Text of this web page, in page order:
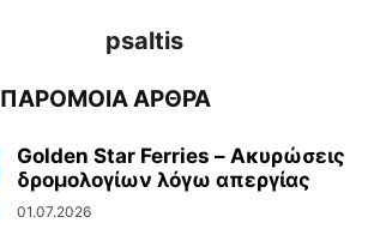
psaltis
ΠΑΡΟΜΟΙΑ ΑΡΘΡΑ
Golden Star Ferries – Ακυρώσεις
δρομολογίων λόγω απεργίας
01.07.2026